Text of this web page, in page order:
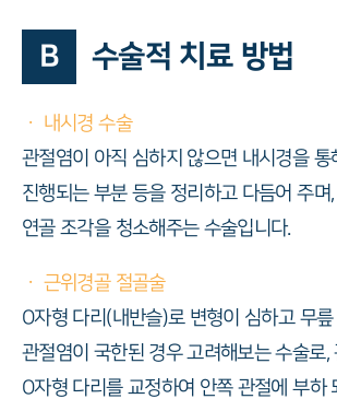
B 수술적 치료 방법
ㆍ 내시경 수술
관절염이 아직 심하지 않으면 내시경을 통
진행되는 부분 등을 정리하고 다듬어 주며
연골 조각을 청소해주는 수술입니다.
ㆍ 근위경골 절골술
O자형 다리(내반슬)로 변형이 심하고 무
관절염이 국한된 경우 고려해보는 수술로,
O자형 다리를 교정하여 안쪽 관절에 부하